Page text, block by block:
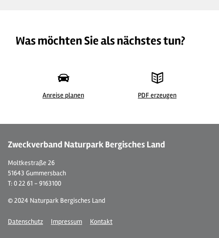
Was möchten Sie als nächstes tun?
Anreise planen PDF erzeugen
Zweckverband Naturpark Bergisches Land
Moltkestraße 26
51643 Gummersbach
T: 0 22 61 - 9163100
© 2024 Naturpark Bergisches Land
Datenschutz Impressum Kontakt